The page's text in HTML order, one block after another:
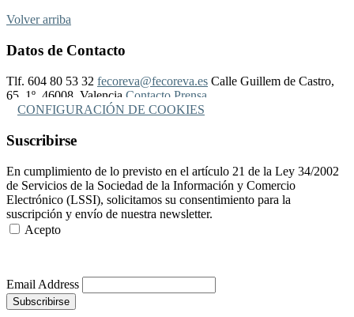
Volver arriba
Datos de Contacto
Tlf. 604 80 53 32 fecoreva@fecoreva.es Calle Guillem de Castro,
65, 1º, 46008, Valencia Contacto Prensa
CONFIGURACIÓN DE COOKIES
Suscribirse
En cumplimiento de lo previsto en el artículo 21 de la Ley 34/2002
de Servicios de la Sociedad de la Información y Comercio
Electrónico (LSSI), solicitamos su consentimiento para la
suscripción y envío de nuestra newsletter.
Acepto
Email Address